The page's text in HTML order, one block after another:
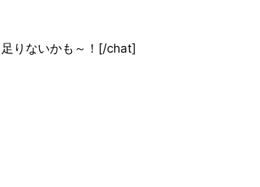
りないかも～！[/chat]